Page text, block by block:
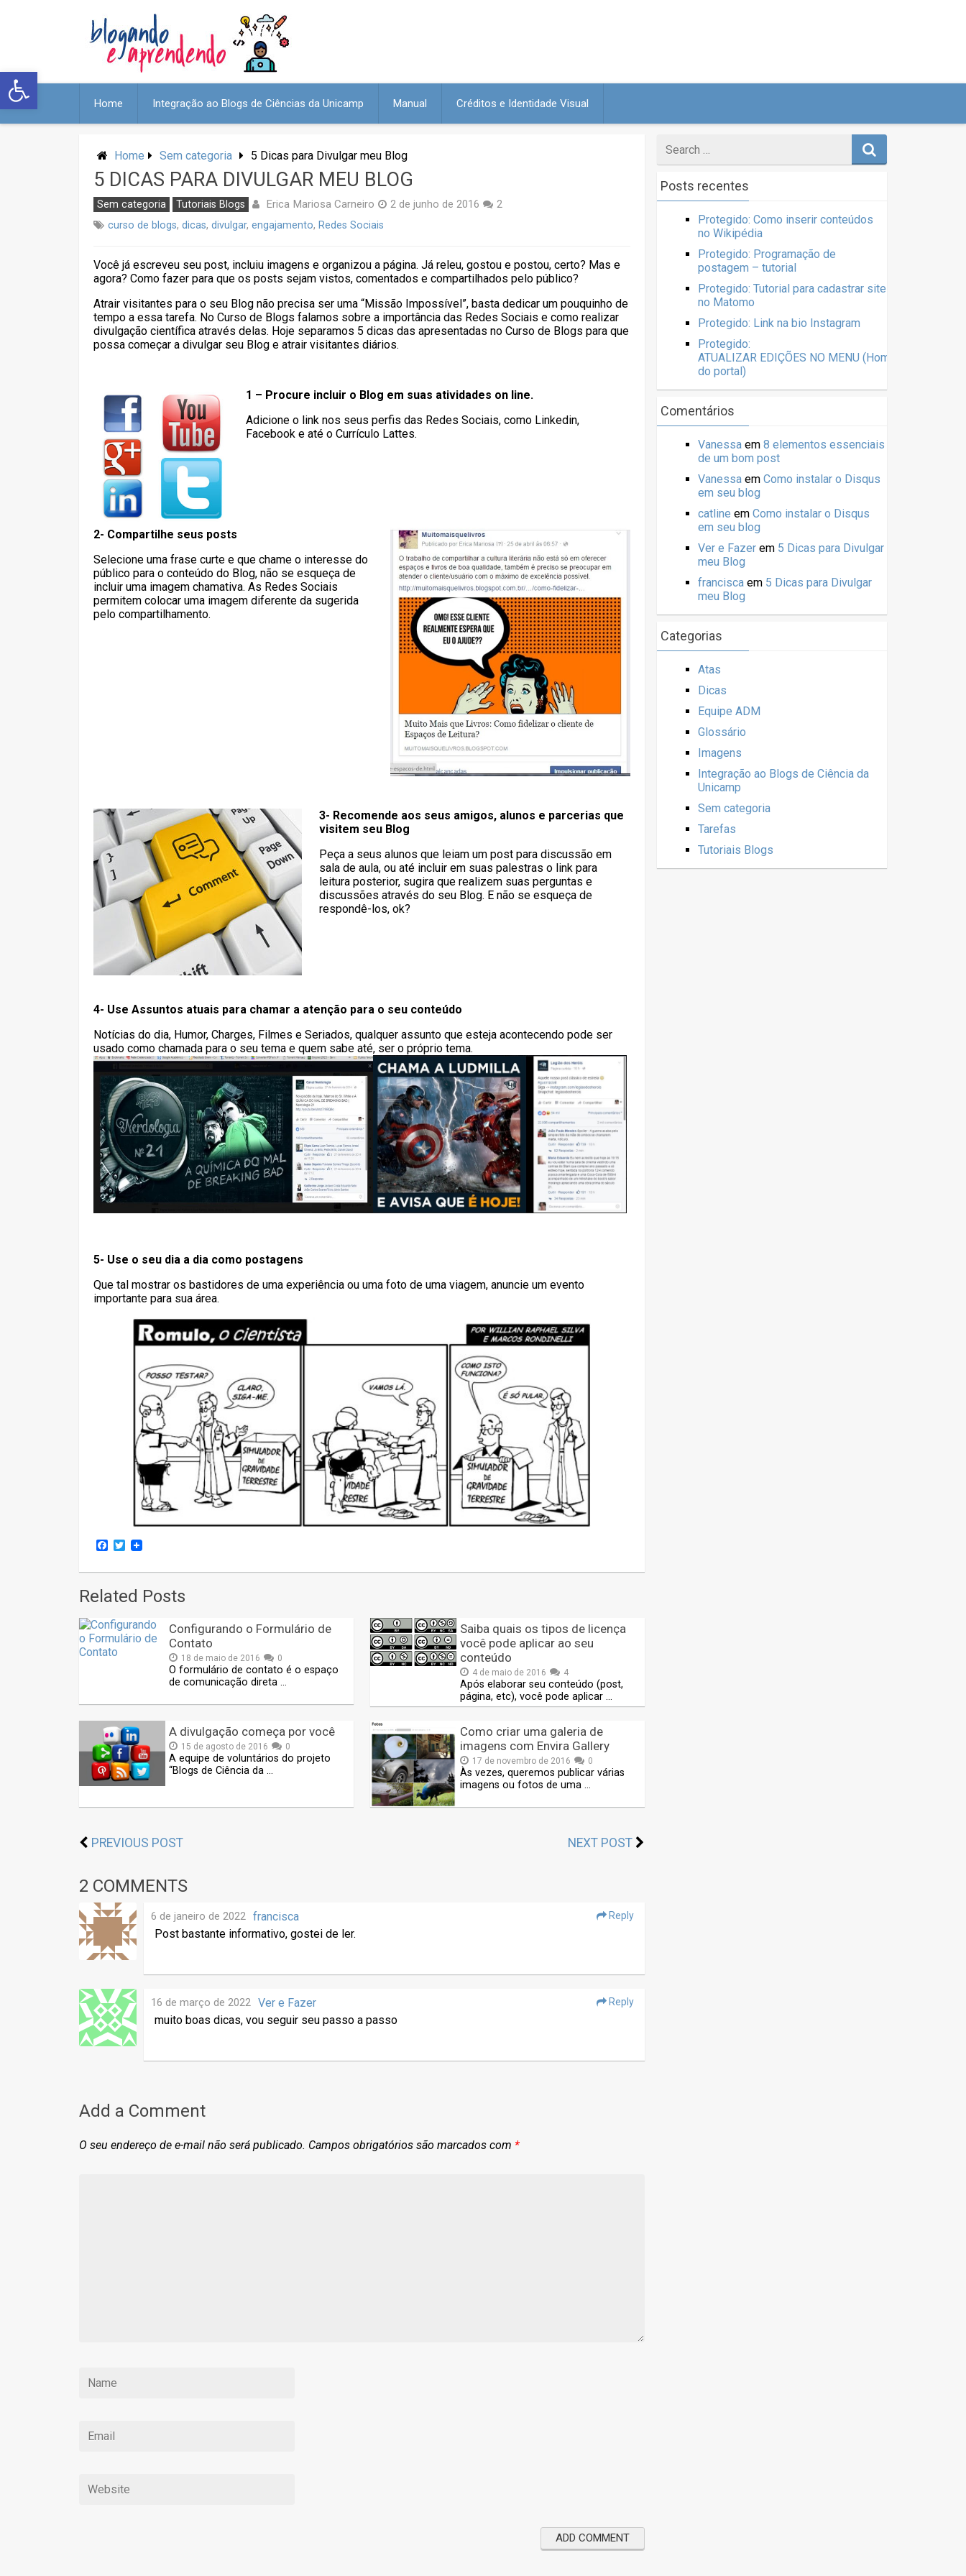
Abrir a barra de ferramentas
Home Integração ao Blogs de Ciências da Unicamp Manual Créditos e Identidade Visual
Home Sem categoria 5 Dicas para Divulgar meu Blog
5 DICAS PARA DIVULGAR MEU BLOG
Sem categoria Tutoriais Blogs Erica Mariosa Carneiro 2 de junho de 2016
2
curso de blogs, dicas, divulgar, engajamento, Redes Sociais
Você já escreveu seu post, incluiu imagens e organizou a página. Já releu, gostou e postou, certo? Mas e
agora? Como fazer para que os posts sejam vistos, comentados e compartilhados pelo público?
Atrair visitantes para o seu Blog não precisa ser uma “Missão Impossível”, basta dedicar um pouquinho de
tempo a essa tarefa. No Curso de Blogs falamos sobre a importância das Redes Sociais e como realizar
divulgação científica através delas. Hoje separamos 5 dicas das apresentadas no Curso de Blogs para que
possa começar a divulgar seu Blog e atrair visitantes diários.
1 – Procure incluir o Blog em suas atividades on line.
Adicione o link nos seus perfis das Redes Sociais, como Linkedin,
Facebook e até o Currículo Lattes.
2- Compartilhe seus posts
Selecione uma frase curte e que chame o interesse do
público para o conteúdo do Blog, não se esqueça de
incluir uma imagem chamativa. As Redes Sociais
permitem colocar uma imagem diferente da sugerida
pelo compartilhamento.
3- Recomende aos seus amigos, alunos e parcerias que
visitem seu Blog
Peça a seus alunos que leiam um post para discussão em
sala de aula, ou até incluir em suas palestras o link para
leitura posterior, sugira que realizem suas perguntas e
discussões através do seu Blog. E não se esqueça de
respondê-los, ok?
4- Use Assuntos atuais para chamar a atenção para o seu conteúdo
Notícias do dia, Humor, Charges, Filmes e Seriados, qualquer assunto que esteja acontecendo pode ser
usado como chamada para o seu tema e quem sabe até, ser o próprio tema.
5- Use o seu dia a dia como postagens
Que tal mostrar os bastidores de uma experiência ou uma foto de uma viagem, anuncie um evento
importante para sua área.
Facebook
Twitter
Related Posts
Configurando o Formulário de
Contato
18 de maio de 2016 0
O formulário de contato é o espaço
de comunicação direta …
Saiba quais os tipos de licença
você pode aplicar ao seu
conteúdo
4 de maio de 2016 4
Após elaborar seu conteúdo (post,
página, etc), você pode aplicar …
A divulgação começa por você
15 de agosto de 2016 0
A equipe de voluntários do projeto
“Blogs de Ciência da …
Como criar uma galeria de
imagens com Envira Gallery
17 de novembro de 2016 0
Às vezes, queremos publicar várias
imagens ou fotos de uma …
PREVIOUS POST NEXT POST
2 COMMENTS
francisca
6 de janeiro de 2022 Reply
Post bastante informativo, gostei de ler.
Ver e Fazer
16 de março de 2022 Reply
muito boas dicas, vou seguir seu passo a passo
Add a Comment
O seu endereço de e-mail não será publicado. Campos obrigatórios são marcados com *
Posts recentes
Protegido: Como inserir conteúdos
no Wikipédia
Protegido: Programação de
postagem – tutorial
Protegido: Tutorial para cadastrar site
no Matomo
Protegido: Link na bio Instagram
Protegido:
ATUALIZAR EDIÇÕES NO MENU (Home
do portal)
Comentários
Vanessa em 8 elementos essenciais
de um bom post
Vanessa em Como instalar o Disqus
em seu blog
catline em Como instalar o Disqus
em seu blog
Ver e Fazer em 5 Dicas para Divulgar
meu Blog
francisca em 5 Dicas para Divulgar
meu Blog
Categorias
Atas
Dicas
Equipe ADM
Glossário
Imagens
Integração ao Blogs de Ciência da
Unicamp
Sem categoria
Tarefas
Tutoriais Blogs